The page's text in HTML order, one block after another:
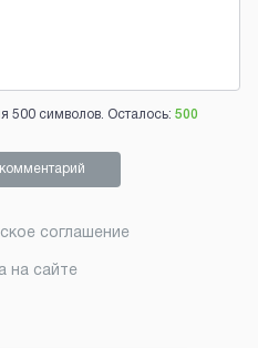
500 символов. Осталось: 500
соглашение
на сайте